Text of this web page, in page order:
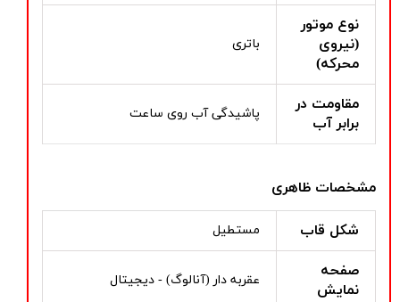
نوع موتور
(نیروی
محرکه)
باتری
مقاومت در
برابر آب
پاشیدگی آب روی ساعت
مشخصات ظاهری
شکل قاب مستطیل
صفحه
نمایش
عقربه دار (آنالوگ) - دیجیتال